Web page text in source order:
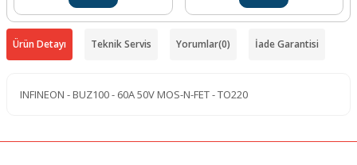
Ürün Detayı Teknik Servis Yorumlar(0) İade Garantisi
INFINEON - BUZ100 - 60A 50V MOS-N-FET - TO220